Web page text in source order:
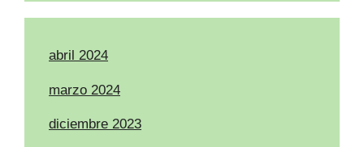
abril 2024
marzo 2024
diciembre 2023